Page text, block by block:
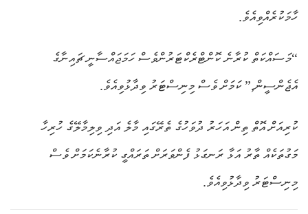
ހާމަކުރެއްވިއެވެ.
“މަސައްކަތް ކުރާނެ ކޮންޓްރެކްޓަރުންވެސް ހަމަޖައްސާނީ ޗައިނާގެ
އެޖެންސީން,” ކަމަށް ވެސް މިނިސްޓަރު ވިދާޅުވިއެވެ.
ކުރިއަށް އޮތް ތިން އަހަރު ދުވަހުގެ ތެރޭގައި މާލެ އަދި ވިލިމާލޭގެ ހުރިހާ
މަގުތަކެއް ތާރު އަޅާ ރަނގަޅު ފެންވަރަށް ތަރައްގީ ކުރާނެކަމަށް ވެސް
މިނިސްޓަރު ވިދާޅުވިއެވެ.